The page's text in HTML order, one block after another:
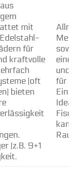
mit
für
kraftvolle
(oft
bieten
(z.B. 9+1
eine
und
für